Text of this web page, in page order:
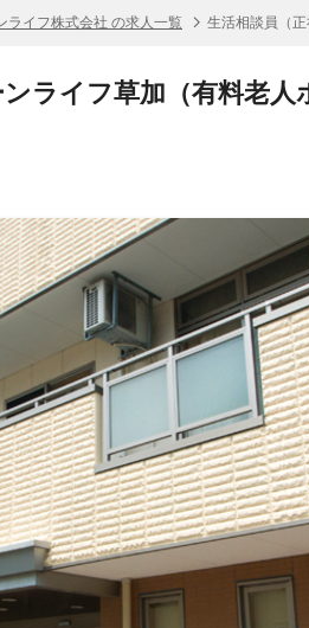
ライフ株式会社 の求人一覧 生活相談員（
ライフ草加（有料老人